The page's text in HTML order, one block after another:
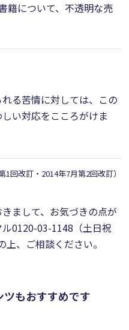
籍について、不透明な売
る苦情に対しては、この
い対応をこころがけま
1回改訂・2014年7月第2回改訂）
まして、お気づきの点が
ル0120-03-1148 （土日祝
、ご相談ください。
ツもおすすめです